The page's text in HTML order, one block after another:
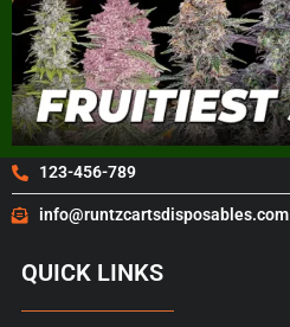
123-456-789
info@runtzcartsdisposables.com
QUICK LINKS